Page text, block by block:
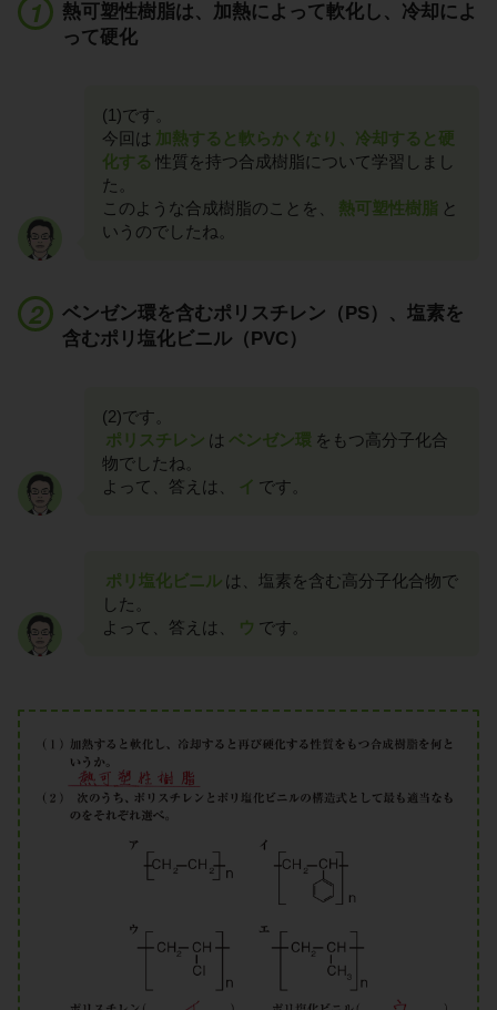
熱可塑性樹脂は、加熱によって軟化し、冷却によ
って硬化
(1)です。
今回は 加熱すると軟らかくなり、冷却すると硬
化する 性質を持つ合成樹脂について学習しまし
た。
このような合成樹脂のことを、
熱可塑性樹脂 と
いうのでしたね。
ベンゼン環を含むポリスチレン（PS）、塩素を
含むポリ塩化ビニル（PVC）
(2)です。
ポリスチレン は ベンゼン環 をもつ高分子化合
物でしたね。
よって、答えは、
イ です。
ポリ塩化ビニル は、塩素を含む高分子化合物で
した。
よって、答えは、
ウ です。